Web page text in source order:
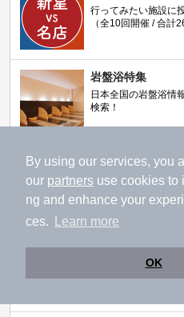
By using our services, you
our partners use cookies to
ng and enhance your
ces.
Learn more
OK
行ってみたい施設に
（全10回開催 / 合計
岩盤浴特集
日本全国の岩盤浴情
検索！
ニフティ温泉ニュ
温泉にもっと行きた
ニフティ温泉 お
温浴施設をお得に楽